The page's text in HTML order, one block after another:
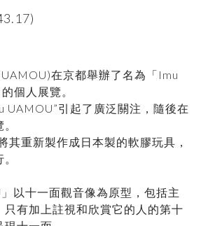
在京都舉辦了名為「Imu
個人展覽。
UAMOU”引起了廣泛關注，隨後在
其重新製作成日本製的軟膠玩具，
以十一面觀音像為原型，包括主
只有加上註視和欣賞它的人的第十